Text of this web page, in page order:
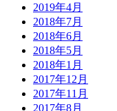
2019年4月
2018年7月
2018年6月
2018年5月
2018年1月
2017年12月
2017年11月
2017年8月